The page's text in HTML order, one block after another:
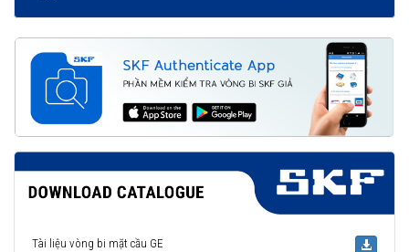
Tài liệu vòng bi mặt cầu GE